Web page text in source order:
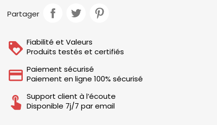
Partager
Fiabilité et Valeurs
Produits testés et certifiés
Paiement sécurisé
Paiement en ligne 100% sécurisé
Support client à l’écoute
Disponible 7j/7 par email